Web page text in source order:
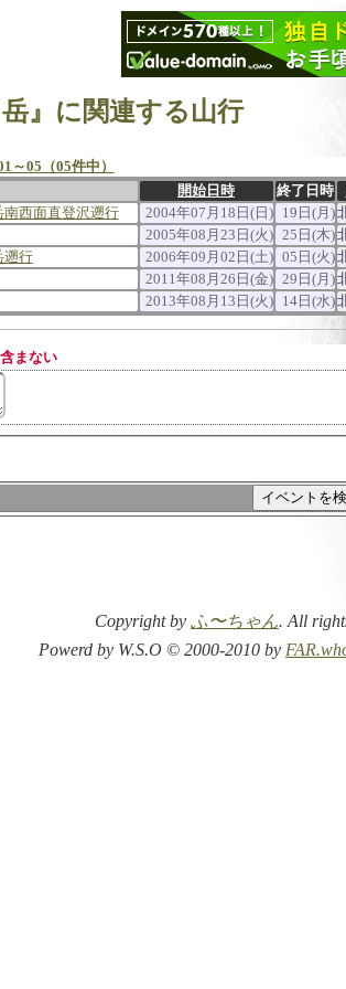
岳』に関連する山行
～05（05件中）
開始日時 終了日時
西面直登沢遡行
2004年07月18日(日) 19日(月)
2005年08月23日(火) 25日(木)
遡行
2006年09月02日(土) 05日(火)
2011年08月26日(金) 29日(月)
2013年08月13日(火) 14日(水)
まない
Copyright by ふ〜ちゃん. All
Powerd by W.S.O © 2000-2010 by